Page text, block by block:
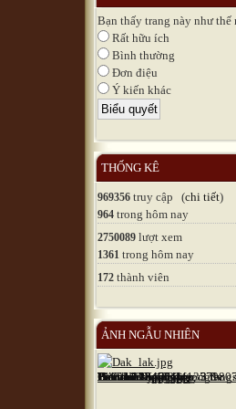
Bạn thấy trang này như thế
Rất hữu ích
Bình thường
Đơn điệu
Ý kiến khác
THỐNG KÊ
969356 truy cập (chi tiết)
964 trong hôm nay
2750089 lượt xem
1361 trong hôm nay
172 thành viên
ẢNH NGẪU NHIÊN